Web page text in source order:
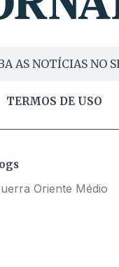
AS NOTÍCIAS NO
TERMOS DE USO
Oriente Médio